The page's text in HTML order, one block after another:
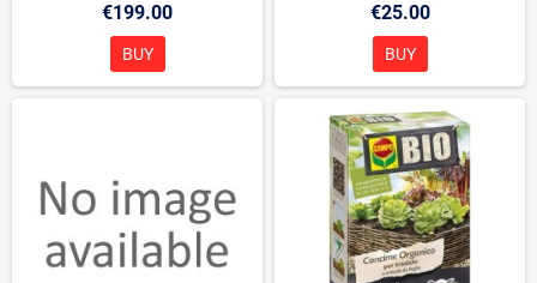
€199.00
BUY
€25.00
BUY